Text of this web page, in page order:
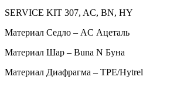
SERVICE KIT 307, AC, BN, HY
Материал Седло – AC Ацеталь
Материал Шар – Buna N Буна
Материал Диафрагма – TPE/Hytrel